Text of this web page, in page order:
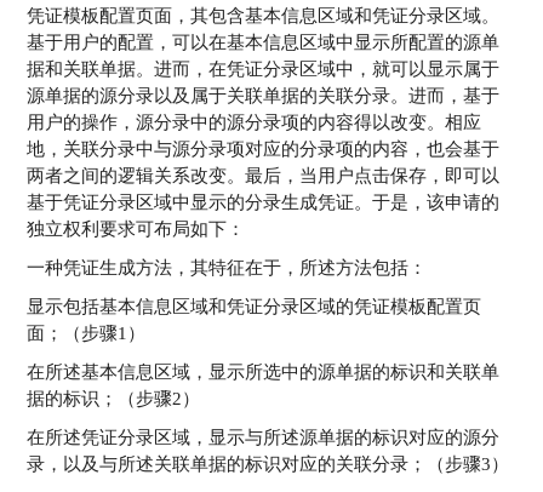
凭证模板配置页面，其包含基本信息区域和凭证分录区域。
基于用户的配置，可以在基本信息区域中显示所配置的源单
据和关联单据。进而，在凭证分录区域中，就可以显示属于
源单据的源分录以及属于关联单据的关联分录。进而，基于
用户的操作，源分录中的源分录项的内容得以改变。相应
地，关联分录中与源分录项对应的分录项的内容，也会基于
两者之间的逻辑关系改变。最后，当用户点击保存，即可以
基于凭证分录区域中显示的分录生成凭证。于是，该申请的
独立权利要求可布局如下：
一种凭证生成方法，其特征在于，所述方法包括：
显示包括基本信息区域和凭证分录区域的凭证模板配置页
面；（步骤1）
在所述基本信息区域，显示所选中的源单据的标识和关联单
据的标识；（步骤2）
在所述凭证分录区域，显示与所述源单据的标识对应的源分
录，以及与所述关联单据的标识对应的关联分录；（步骤3）